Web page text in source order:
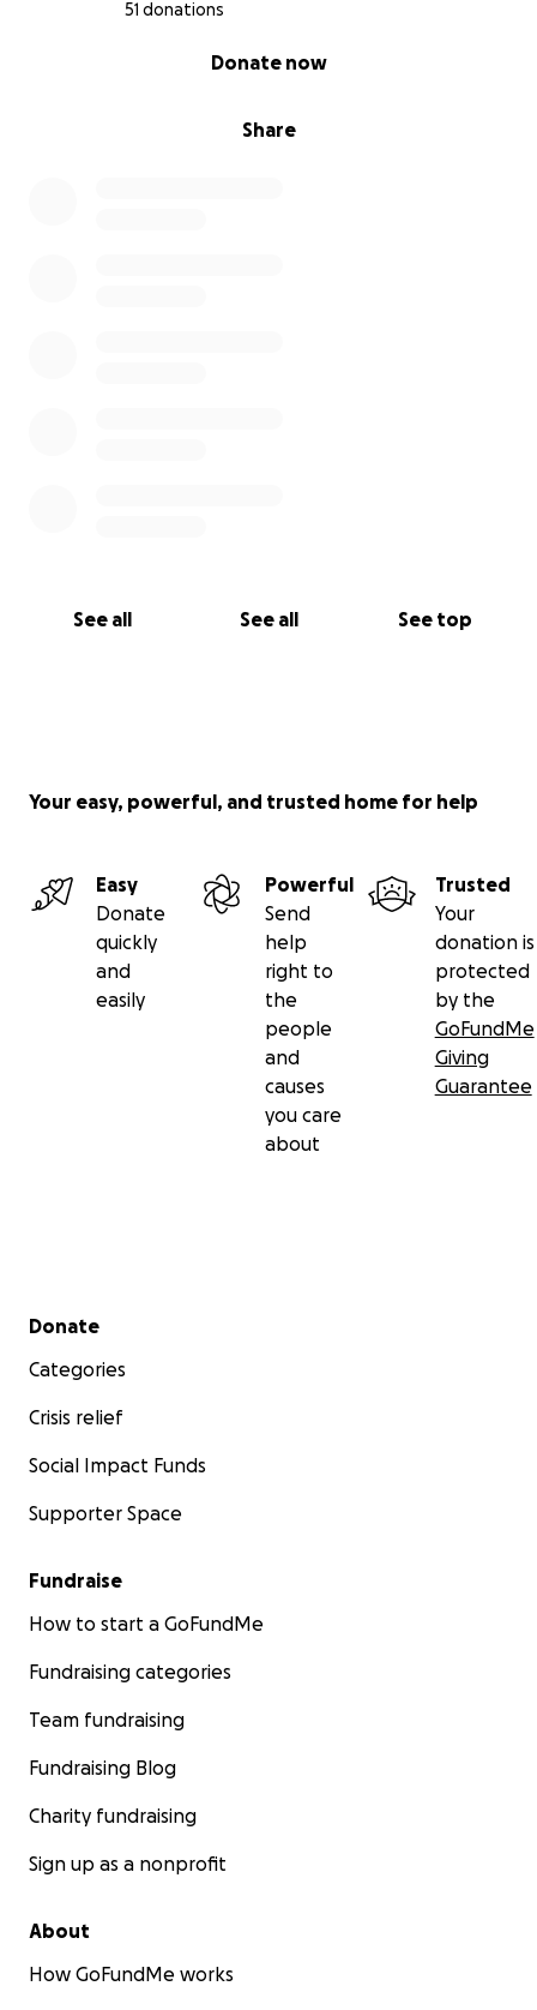
51 donations
Share
Donate now
See all See all See top
Your easy, powerful, and trusted home for help
Easy
Donate
quickly
and
easily
Powerful
Send
help
right to
the
people
and
causes
you care
about
Trusted
Your
donation is
protected
by the
GoFundMe
Giving
Guarantee
Secondary menu
Donate
Categories
Crisis relief
Social Impact Funds
Supporter Space
Fundraise
How to start a GoFundMe
Fundraising categories
Team fundraising
Fundraising Blog
Charity fundraising
Sign up as a nonprofit
About
How GoFundMe works